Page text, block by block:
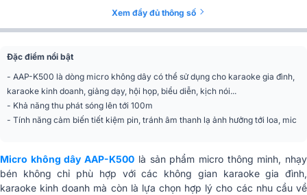
Xem đầy đủ thông số
Đặc điểm nổi bật
- AAP-K500 là dòng micro không dây có thể sử dụng cho karaoke gia đình,
karaoke kinh doanh, giảng dạy, hội họp, biểu diễn, kịch nói...
- Khả năng thu phát sóng lên tới 100m
- Tính năng cảm biến tiết kiệm pin, tránh âm thanh lạ ảnh hưởng tới loa, mic
Micro không dây AAP-K500 là sản phẩm micro thông minh, nhạy
bén không chỉ phù hợp với các không gian karaoke gia đình,
karaoke kinh doanh mà còn là lựa chọn hợp lý cho các nhu cầu về